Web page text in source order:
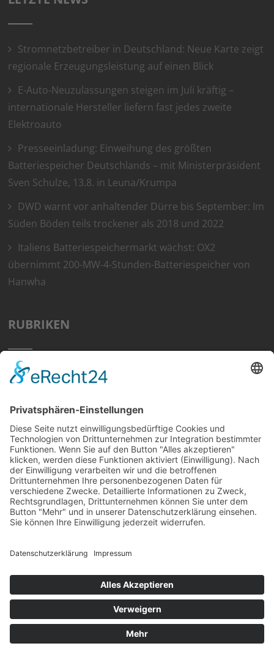
Stromnetzbetreiber in Deutschland: Neue Karte zeigt
regionale Erzeugungsleistung auf einen Blick
E-Auto-Neuzulassungen steigen im Juli kräftig –
internationale Hersteller liefern fast jedes zweite
Elektroauto
Presseeinladung: Einweihung des größten
Batteriespeicher Deutschlands – mit Ministerpräsident
Sven Schulze, 13.8. in Leuna/Krumpa
DWD warnt vor anhaltender Dürre bis September: Im
Süden Böden teils trockener als 2018 und 2022
Italiens Batteriespeichermarkt wächst: OX2
übernimmt 200-MW-4-Stunden-Batteriespeicher von
Hanwha
RUBRIKEN
Home
Tipps
Wissen
Strom Top30
F&A
News
© hellundwarm.de2026 All Rights Reserved
Datenschutzerklärung
Wir über uns